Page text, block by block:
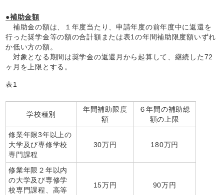
●補助金額
補助金の額は、１年度当たり、申請年度の前年度中に返還を
行った奨学金等の額の合計額または表1の年間補助限度額いずれ
か低い方の額。
対象となる期間は奨学金の返還月から起算して、継続した72
ヶ月を上限とする。
表1
学校種別
年間補助限度
額
６年間の補助総
額の上限
修業年限3年以上の
大学及び専修学校
専門課程
30万円 180万円
修業年限２年以内
の大学及び専修学
校専門課程、高等
15万円 90万円